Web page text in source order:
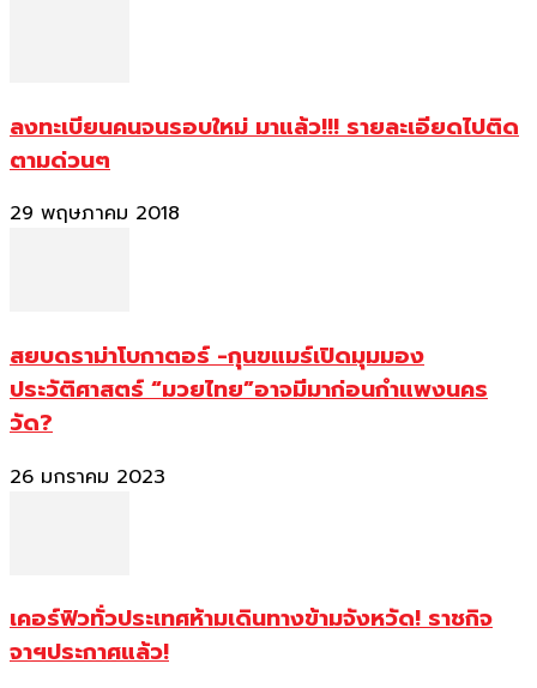
ลงทะเบียนคนจนรอบใหม่ มาแล้ว!!! รายละเอียดไปติด
ตามด่วนๆ
29 พฤษภาคม 2018
สยบดราม่าโบกาตอร์ -กุนขแมร์เปิดมุมมอง
ประวัติศาสตร์ “มวยไทย”อาจมีมาก่อนกำแพงนคร
วัด?
26 มกราคม 2023
เคอร์ฟิวทั่วประเทศห้ามเดินทางข้ามจังหวัด! ราชกิจ
จาฯประกาศแล้ว!